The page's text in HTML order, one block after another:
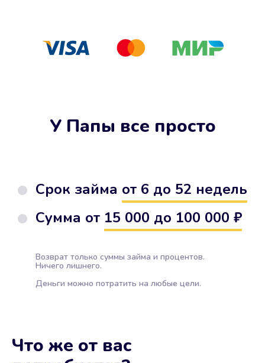
У Папы все просто
Срок займа от 6 до 52 недель
Сумма от 15 000 до 100 000 ₽
Возврат только суммы займа и процентов.
Ничего лишнего.
Деньги можно потратить на любые цели.
Что же от вас